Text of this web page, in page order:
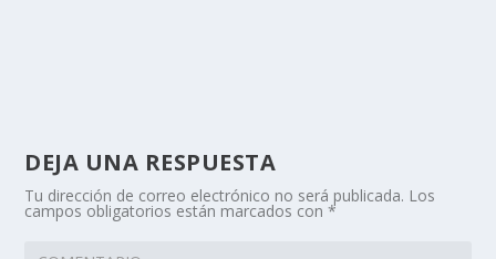
DEJA UNA RESPUESTA
Tu dirección de correo electrónico no será publicada. Los
campos obligatorios están marcados con*